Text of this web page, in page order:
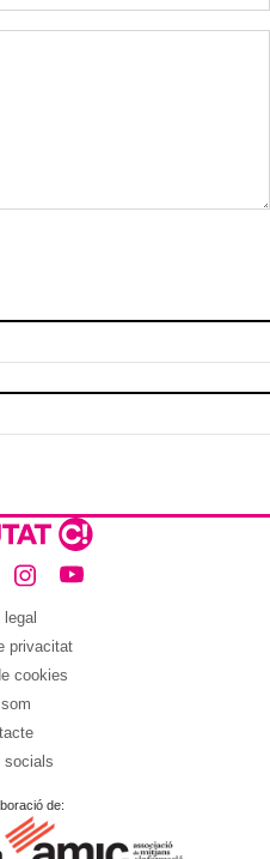
privacitat
cookies
socials
de: